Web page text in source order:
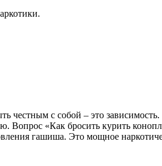
с собой – это
«Как бросить курить
гашиша. Это мощное